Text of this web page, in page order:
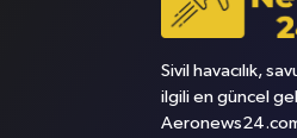
Sivil havacılık,
ilgili en güncel
Aeronews24.com